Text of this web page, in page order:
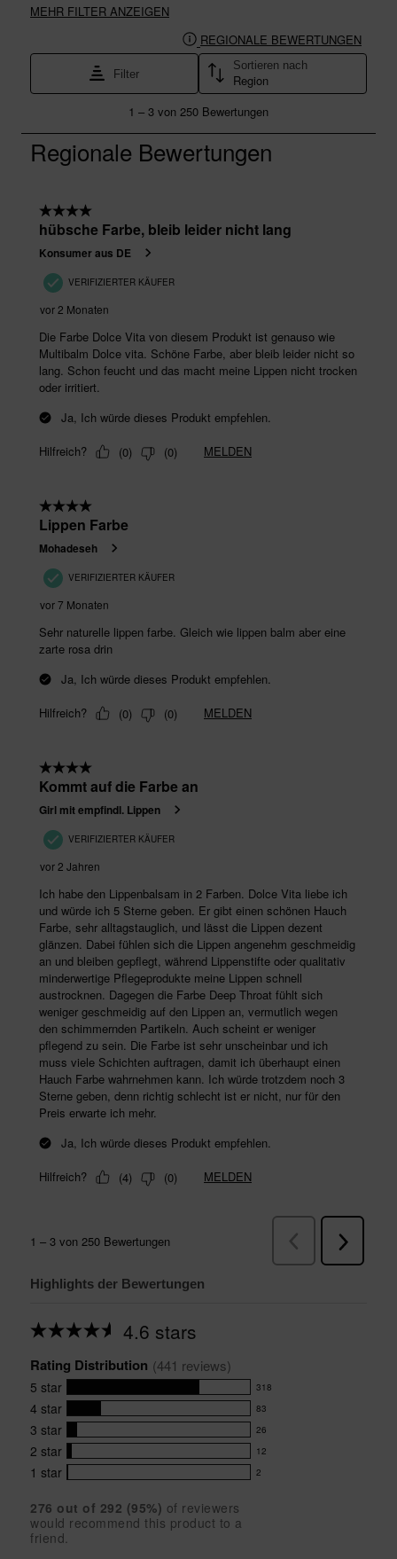
Highlights der Bewertungen
4.6 stars
Average
for
this
product:
4.6
out
of
5
stars
Rating Distribution (441 reviews)
5 star 318
318
reviews
with
5
star
rating.
4 star 83
83
reviews
with
4
rating.
3 star 26
26
reviews
with
star
rating.
2 star 12
12
reviews
2
star
rating.
1 star 2
2
with
1
276 out of 292 (95%) of reviewers
would recommend this product to a
friend.